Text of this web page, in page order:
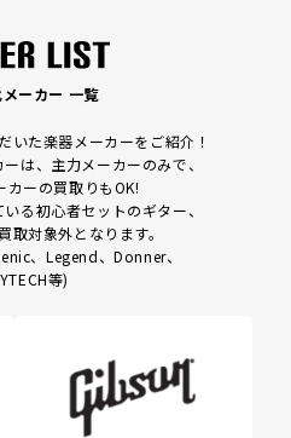
ーカー 一覧
いた楽器メーカーをご紹介！
は、主力メーカーのみで、
カーの買取りもOK!
る初心者セットのギター、
取対象外となります。
、Legend、Donner、
等)